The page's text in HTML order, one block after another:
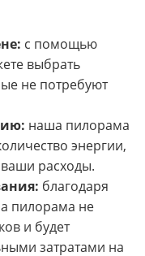
с помощью
выбрать
не потребуют
наша пилорама
энергии,
расходы.
благодаря
пилорама не
и будет
затратами на